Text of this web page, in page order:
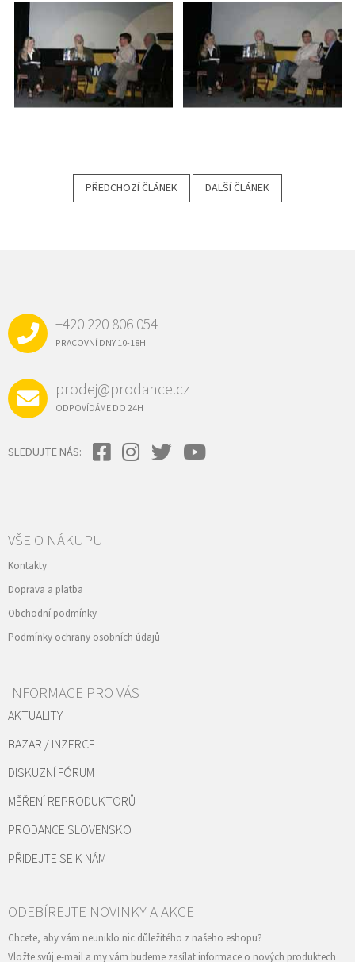
PŘEDCHOZÍ ČLÁNEK DALŠÍ ČLÁNEK
+420 220 806 054
PRACOVNÍ DNY 10-18H
prodej@prodance.cz
ODPOVÍDÁME DO 24H
SLEDUJTE NÁS:
VŠE O NÁKUPU
Kontakty
Doprava a platba
Obchodní podmínky
Podmínky ochrany osobních údajů
INFORMACE PRO VÁS
AKTUALITY
BAZAR / INZERCE
DISKUZNÍ FÓRUM
MĚŘENÍ REPRODUKTORŮ
PRODANCE SLOVENSKO
PŘIDEJTE SE K NÁM
Vložte svůj e-mail a my vám budeme zasílat informace o nových produktech